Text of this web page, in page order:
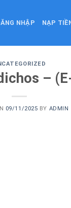
NHẬP NẠP
–
09/11/2025 BY ADMIN